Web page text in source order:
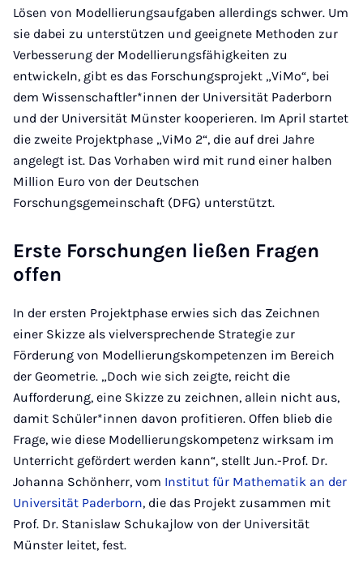
Lösen von Modellierungsaufgaben allerdings schwer. Um
sie dabei zu unterstützen und geeignete Methoden zur
Verbesserung der Modellierungsfähigkeiten zu
entwickeln, gibt es das Forschungsprojekt „ViMo“, bei
dem Wissenschaftler*innen der Universität Paderborn
und der Universität Münster kooperieren. Im April startet
die zweite Projektphase „ViMo 2“, die auf drei Jahre
angelegt ist. Das Vorhaben wird mit rund einer halben
Million Euro von der Deutschen
Forschungsgemeinschaft (DFG) unterstützt.
Erste Forschungen ließen Fragen
offen
In der ersten Projektphase erwies sich das Zeichnen
einer Skizze als vielversprechende Strategie zur
Förderung von Modellierungskompetenzen im Bereich
der Geometrie. „Doch wie sich zeigte, reicht die
Aufforderung, eine Skizze zu zeichnen, allein nicht aus,
damit Schüler*innen davon profitieren. Offen blieb die
Frage, wie diese Modellierungskompetenz wirksam im
Unterricht gefördert werden kann“, stellt Jun.-Prof. Dr.
Johanna Schönherr, vom Institut für Mathematik an der
Universität Paderborn, die das Projekt zusammen mit
Prof. Dr. Stanislaw Schukajlow von der Universität
Münster leitet, fest.